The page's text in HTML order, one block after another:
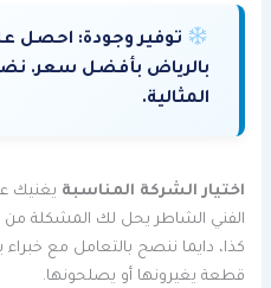
توفير وجودة: احصل
بالرياض بأفضل سعر.
المثالية.
اختيار الشركة المناسبة يغنيك
الفني الشاطر يحل لك المشكلة من
كذا، دايما ننصح بالتعامل مع
قطعة يغيرونها أو يصلحونها.